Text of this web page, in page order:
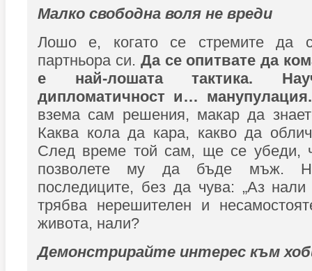
Малко свободна воля не вреди
Лошо е, когато се стремите да
партньора си. Да се опитвате да
е най-лошата тактика.
дипломатичност и… манупулация.
взема сам решения, макар да
Каква кола да кара, какво да
След време той сам, ще се убеди,
позволете му да бъде мъж.
последиците, без да чува: „Аз
трябва нерешителен и
живота, нали?
Демонстрирайте интерес към